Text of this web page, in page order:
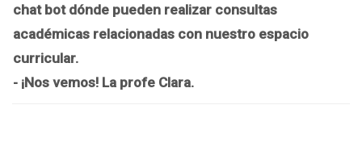
chat bot dónde pueden realizar consultas
académicas relacionadas con nuestro espacio
curricular.
- ¡Nos vemos! La profe Clara.